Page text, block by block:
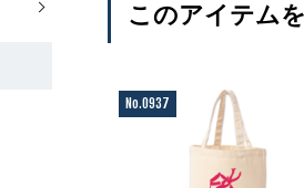
このアイテム
No.0937